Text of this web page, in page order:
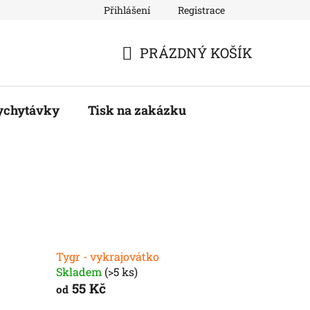
Přihlášení Registrace
KOŠÍK
PRÁZDNÝ KOŠÍK
Tisk na zakázku
Tygr - vykrajovátko
Skladem (>5 ks)
od55 Kč